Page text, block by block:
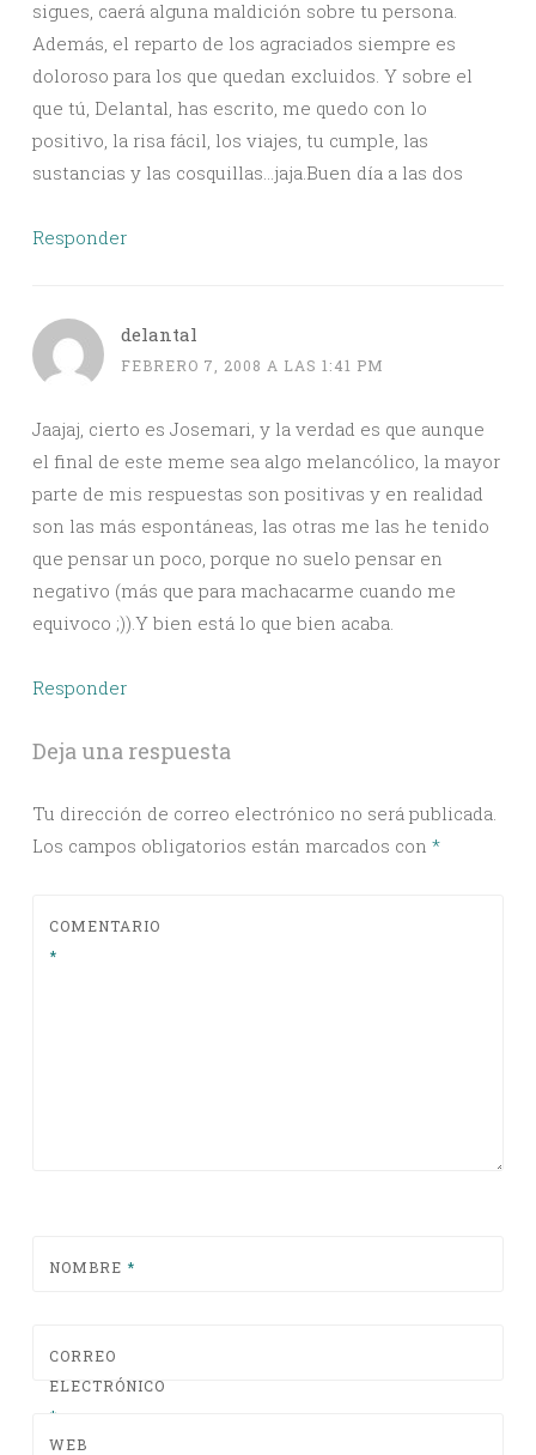
sigues, caerá alguna maldición sobre tu persona.
Además, el reparto de los agraciados siempre es
doloroso para los que quedan excluidos. Y sobre el
que tú, Delantal, has escrito, me quedo con lo
positivo, la risa fácil, los viajes, tu cumple, las
sustancias y las cosquillas…jaja.Buen día a las dos
Responder
delantal
FEBRERO 7, 2008 A LAS 1:41 PM
Jaajaj, cierto es Josemari, y la verdad es que aunque
el final de este meme sea algo melancólico, la mayor
parte de mis respuestas son positivas y en realidad
son las más espontáneas, las otras me las he tenido
que pensar un poco, porque no suelo pensar en
negativo (más que para machacarme cuando me
equivoco ;)).Y bien está lo que bien acaba.
Responder
Deja una respuesta
Tu dirección de correo electrónico no será publicada.
Los campos obligatorios están marcados con *
COMENTARIO
*
NOMBRE *
CORREO
ELECTRÓNICO
*
WEB